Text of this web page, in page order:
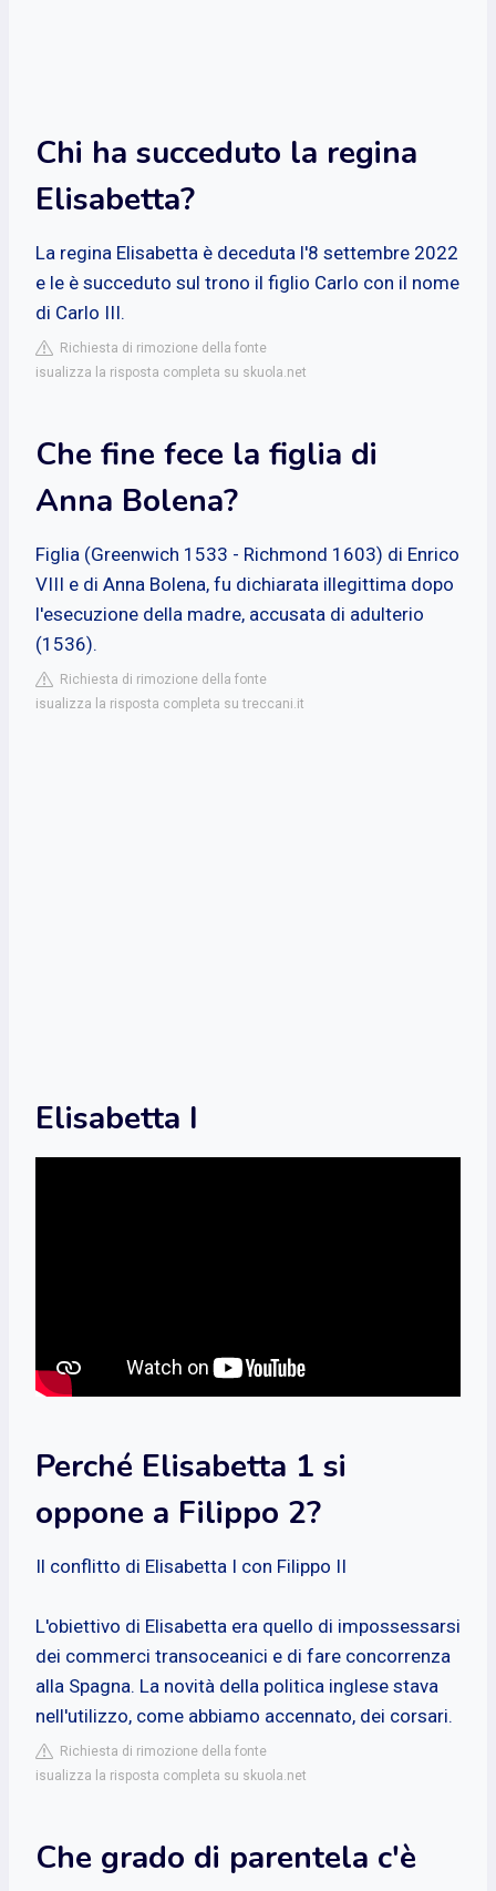
Chi ha succeduto la regina
Elisabetta?
La regina Elisabetta è deceduta l'8 settembre 2022
e le è succeduto sul trono il figlio Carlo con il nome
di Carlo III.
Richiesta di rimozione della fonte
isualizza la risposta completa su skuola.net
Che fine fece la figlia di
Anna Bolena?
Figlia (Greenwich 1533 - Richmond 1603) di Enrico
VIII e di Anna Bolena, fu dichiarata illegittima dopo
l'esecuzione della madre, accusata di adulterio
(1536).
Richiesta di rimozione della fonte
isualizza la risposta completa su treccani.it
Elisabetta I
Perché Elisabetta 1 si
oppone a Filippo 2?
Il conflitto di Elisabetta I con Filippo II
L'obiettivo di Elisabetta era quello di impossessarsi
dei commerci transoceanici e di fare concorrenza
alla Spagna. La novità della politica inglese stava
nell'utilizzo, come abbiamo accennato, dei corsari.
Richiesta di rimozione della fonte
isualizza la risposta completa su skuola.net
Che grado di parentela c'è